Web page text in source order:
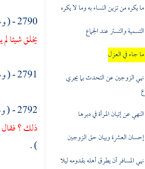
يكره من تزين النساء به وما لا يكره
والتستر عند الجماع
جاء في العزل
الزوجين عن التحدث بما يجري
عن إتيان المرأة في دبرها
العشرة وبيان حق الزوجين
المسافر أن يطرق أهله بقدومه ليلا
2790 - ( وعن
يخلق شيئا
2791 - ( وعن
2792 - ( وعن
ذلك ؟ فقال
) .